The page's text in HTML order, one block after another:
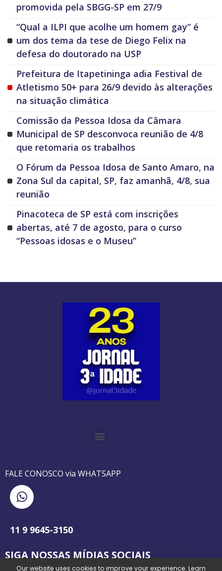
promovida pela SBGG-SP em 27/9
“Qual a ILPI que acolhe um homem gay” é
um dos tema da tese de Diego Felix na
defesa do doutorado na USP
Prefeitura de Itapetininga adia Festival de
Atletismo 50+ para 26/9 devido às alterações
na situação climática
Comissão da Pessoa Idosa da Câmara
Municipal de SP desconvoca reunião de 4/8
que retomaria os trabalhos
O Fórum da Pessoa Idosa de Santo Amaro, na
Zona Sul da capital, SP, faz amanhã, 4/8, sua
reunião
Pinacoteca de SP está com inscrições
abertas, até 7 de agosto, para o curso
“Pessoas idosas e o Museu”
FALE CONOSCO via WHATSAPP
11 9 9645-3150
SIGA NOSSAS MÍDIAS SOCIAIS
Our website uses cookies to improve your experience. Learn